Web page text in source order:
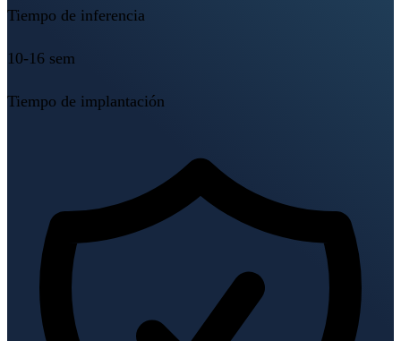
Tiempo de inferencia
10-16 sem
Tiempo de implantación